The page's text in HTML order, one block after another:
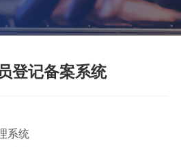
登记备案系统
系统